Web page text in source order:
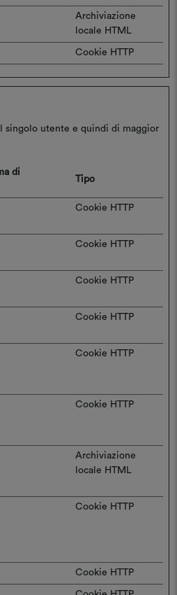
Archiviazione
locale HTML
Cookie HTTP
singolo utente e quindi di maggior
di
Tipo
Cookie HTTP
Cookie HTTP
Cookie HTTP
Cookie HTTP
Cookie HTTP
Cookie HTTP
Archiviazione
locale HTML
Cookie HTTP
Cookie HTTP